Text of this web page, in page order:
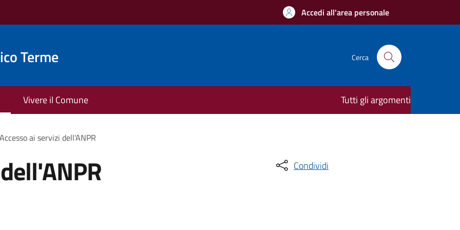
Accedi all'area personale
Terme Cerca
Vivere il Comune Tutti gli argomenti
Accesso ai servizi dell'ANPR
Condividi